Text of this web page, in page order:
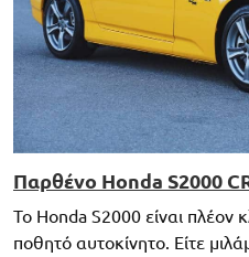
Παρθένο Honda S2000
Το Honda S2000 είναι πλέον
ποθητό αυτοκίνητο. Είτε